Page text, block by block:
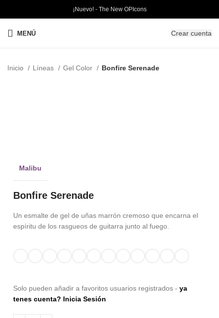
¡Nuevo! - The New OPIcons
MENÚ Crear cuenta
Inicio Líneas Gel Color Bonfire Serenade
Malibu
Bonfire Serenade
Un esmalte de gel de uñas marrón cremoso que encarna el
espíritu de los rasgueos de guitarra junto al fuego.
Solo pueden añadir a favoritos usuarios registrados - ya
tenes cuenta? Inicia Sesión